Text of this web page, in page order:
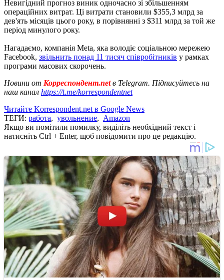
Невигідний прогноз виник одночасно зі збільшенням
операційних витрат. Ці витрати становили $355,3 млрд за
дев'ять місяців цього року, в порівнянні з $311 млрд за той же
період минулого року.
Нагадаємо, компанія Meta, яка володіє соціальною мережею
Facebook, звільнить понад 11 тисяч співробітників у рамках
програми масових скорочень.
Новини от Корреспондент.netв Telegram. Підписуйтесь на
наш канал https://t.me/korrespondentnet
Читайте Korrespondent.net в Google News
ТЕГИ: работа, увольнение, Amazon
Якщо ви помітили помилку, виділіть необхідний текст і
натисніть Ctrl + Enter, щоб повідомити про це редакцію.